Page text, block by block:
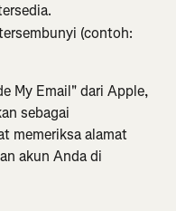
(contoh:
My Email" dari Apple,
sebagai
memeriksa alamat
akun Anda di